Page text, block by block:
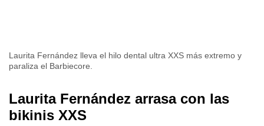
Laurita Fernández lleva el hilo dental ultra XXS más extremo y
paraliza el Barbiecore.
Laurita Fernández arrasa con las
bikinis XXS